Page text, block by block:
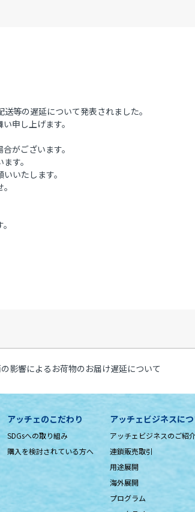
等の遅延について発表されました。
申し上げます。
がございます。
す。
いたします。
影響によるお荷物のお届け遅延について
アッチェのこだわり
SDGsへの取り組み
購入を検討されている方へ
アッチェビジネスに
アッチェビジネスのご紹介
連鎖販売取引
用途展開
海外展開
プログラム